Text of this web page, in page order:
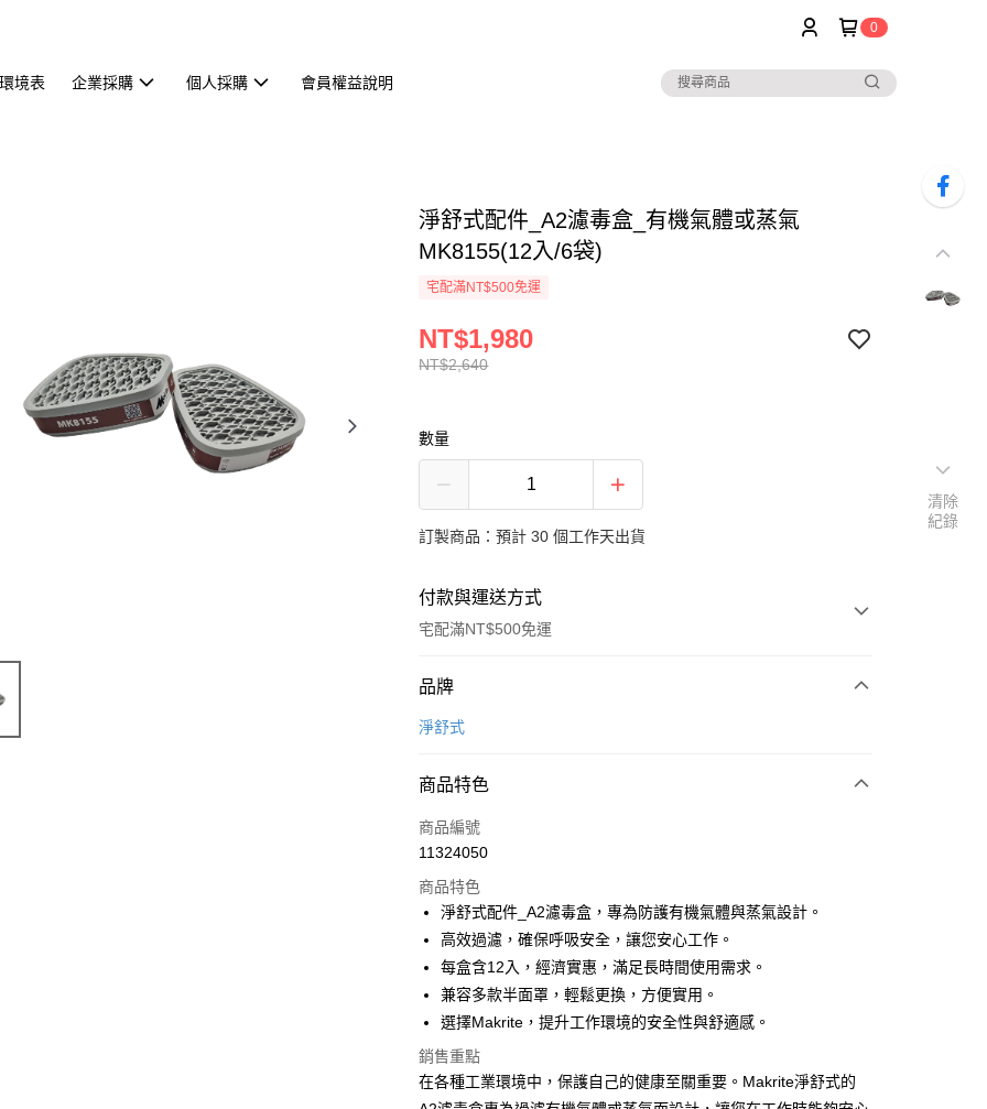
0
境表 企業採購 個人採購 會員權益說明
淨舒式配件_A2濾毒盒_有機氣體或蒸氣
MK8155(12入/6袋)
宅配滿NT$500免運
NT$2,640
NT$1,980
數量
訂製商品：預計 30 個工作天出貨
付款與運送方式
宅配滿NT$500免運
付款方式
信用卡一次付款
貨到付款
運送方式
宅配(滿500元免運費)
每筆NT$120，滿NT$500(含以上)免運費
貨到付款
每筆NT$120，滿NT$500(含以上)免運費
品牌
淨舒式
商品特色
商品編號
11324050
商品特色
淨舒式配件_A2濾毒盒，專為防護有機氣體與蒸氣設計。
高效過濾，確保呼吸安全，讓您安心工作。
每盒含12入，經濟實惠，滿足長時間使用需求。
兼容多款半面罩，輕鬆更換，方便實用。
選擇Makrite，提升工作環境的安全性與舒適感。
銷售重點
在各種工業環境中，保護自己的健康至關重要。Makrite淨舒式的
清除
紀錄